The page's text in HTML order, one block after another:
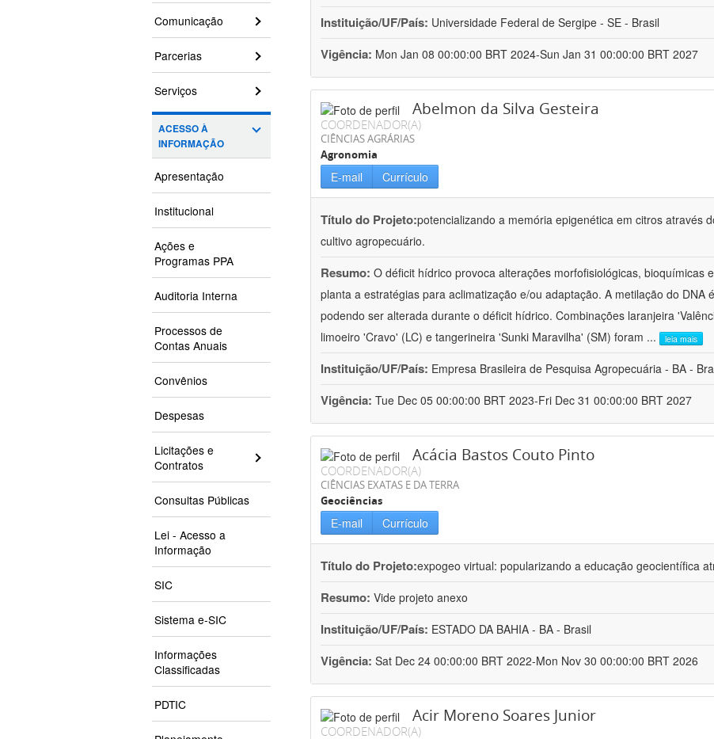
Comunicação
Parcerias
Serviços
ACESSO À
INFORMAÇÃO
Apresentação
Institucional
Ações e
Programas PPA
Auditoria Interna
Processos de
Contas Anuais
Convênios
Despesas
Licitações e
Contratos
Consultas Públicas
Lei - Acesso a
Informação
SIC
Sistema e-SIC
Informações
Classificadas
PDTIC
Instituição/UF/País: Universidade Federal de Sergipe - SE - Brasil
Vigência: Mon Jan 08 00:00:00 BRT 2024-Sun Jan 31 00:00:00 BRT 2027
Abelmon da Silva Gesteira
COORDENADOR(A)
CIÊNCIAS AGRÁRIAS
Agronomia
E-mail Currículo
Título do Projeto:potencializando a memória epigenética em citros através
cultivo agropecuário.
Resumo: O déficit hídrico provoca alterações morfofisiológicas, bioquímicas
planta a estratégias para aclimatização e/ou adaptação. A metilação do DNA
podendo ser alterada durante o déficit hídrico. Combinações laranjeira
limoeiro 'Cravo' (LC) e tangerineira 'Sunki Maravilha' (SM) foram ... leia mais
Instituição/UF/País: Empresa Brasileira de Pesquisa Agropecuária - BA -
Vigência: Tue Dec 05 00:00:00 BRT 2023-Fri Dec 31 00:00:00 BRT 2027
Acácia Bastos Couto Pinto
COORDENADOR(A)
CIÊNCIAS EXATAS E DA TERRA
Geociências
E-mail Currículo
Título do Projeto:expogeo virtual: popularizando a educação geocientífica
Resumo: Vide projeto anexo
Instituição/UF/País: ESTADO DA BAHIA - BA - Brasil
Vigência: Sat Dec 24 00:00:00 BRT 2022-Mon Nov 30 00:00:00 BRT 2026
Acir Moreno Soares Junior
COORDENADOR(A)